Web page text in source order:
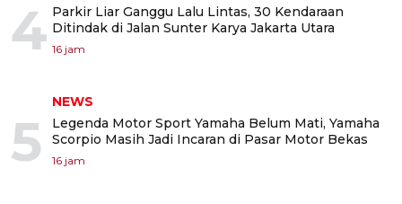
4 Parkir Liar Ganggu Lalu Lintas, 30 Kendaraan
Ditindak di Jalan Sunter Karya Jakarta Utara
16 jam
5
NEWS
Legenda Motor Sport Yamaha Belum Mati, Yamaha
Scorpio Masih Jadi Incaran di Pasar Motor Bekas
16 jam